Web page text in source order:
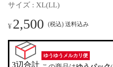
サイズ : XL(LL)
¥2,500 (税込) 送料込み
3辺合計
ゆうゆうメルカリ便